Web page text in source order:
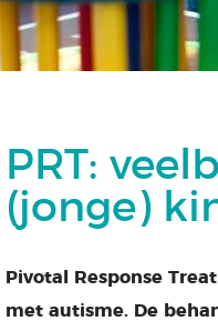
PRT:
(jonge)
Pivotal Response
met autisme. De